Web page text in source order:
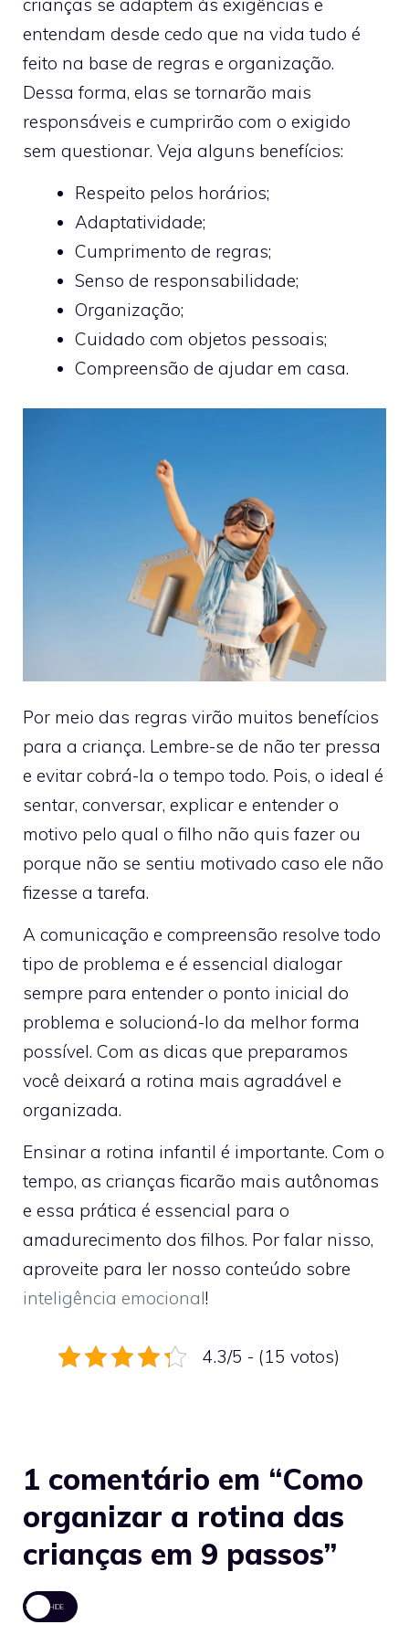
crianças se adaptem às exigências e
entendam desde cedo que na vida tudo é
feito na base de regras e organização.
Dessa forma, elas se tornarão mais
responsáveis e cumprirão com o exigido
sem questionar. Veja alguns benefícios:
Respeito pelos horários;
Adaptatividade;
Cumprimento de regras;
Senso de responsabilidade;
Organização;
Cuidado com objetos pessoais;
Compreensão de ajudar em casa.
Por meio das regras virão muitos benefícios
para a criança. Lembre-se de não ter pressa
e evitar cobrá-la o tempo todo. Pois, o ideal é
sentar, conversar, explicar e entender o
motivo pelo qual o filho não quis fazer ou
porque não se sentiu motivado caso ele não
fizesse a tarefa.
A comunicação e compreensão resolve todo
tipo de problema e é essencial dialogar
sempre para entender o ponto inicial do
problema e solucioná-lo da melhor forma
possível. Com as dicas que preparamos
você deixará a rotina mais agradável e
organizada.
Ensinar a rotina infantil é importante. Com o
tempo, as crianças ficarão mais autônomas
e essa prática é essencial para o
amadurecimento dos filhos. Por falar nisso,
aproveite para ler nosso conteúdo sobre
inteligência emocional!
4.3/5 - (15 votos)
1 comentário em “Como
organizar a rotina das
crianças em 9 passos”